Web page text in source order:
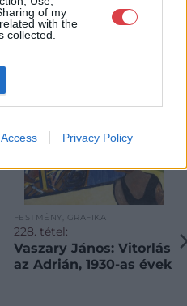
of my
with the
collected.
Privacy Policy
FESTMÉNY, GRAFIKA
228. tétel:
Vaszary János: Vitorlás
az Adrián, 1930-as évek